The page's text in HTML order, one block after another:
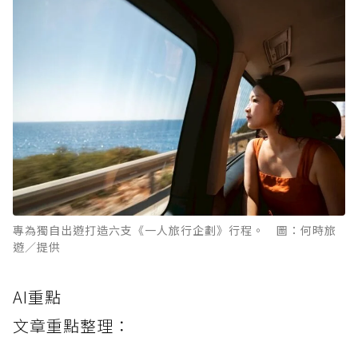
專為獨自出遊打造六支《一人旅行企劃》行程。 圖：何時旅
遊／提供
AI重點
文章重點整理：